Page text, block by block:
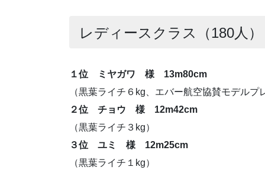
レディースクラス（180人）
１位 ミヤガワ 様 13m80cm
（黒葉ライチ６kg、エバー航空協賛モデルプ
２位 チョウ 様 12m42cm
（黒葉ライチ３kg）
３位 ユミ 様 12m25cm
（黒葉ライチ１kg）